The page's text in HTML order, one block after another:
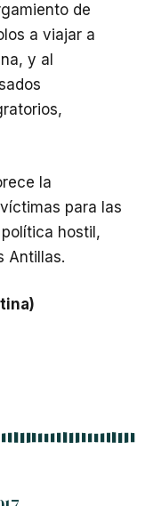
de
a viajar a
y al
la
para las
hostil,
Antillas.